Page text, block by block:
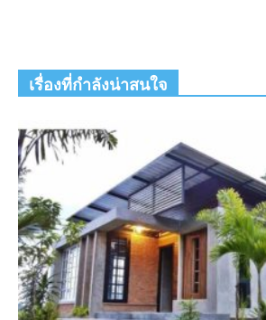
เรื่องที่กำลังน่าสนใจ